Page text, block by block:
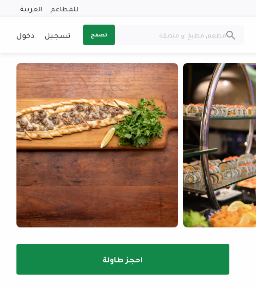
للمطاعم العربية
تصفح تسجيل دخول
احجز طاولة